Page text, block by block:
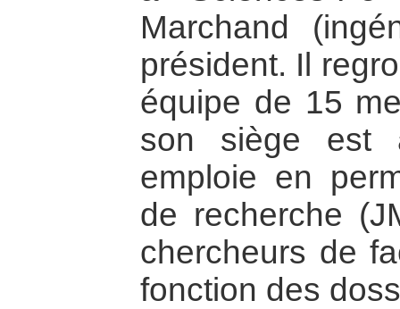
Marchand
président. Il
équipe de 15
son siège est
emploie en
de recherche
chercheurs de
fonction des